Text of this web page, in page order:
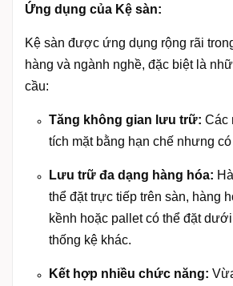
Ứng dụng của Kệ sàn:
Kệ sàn được ứng dụng rộng rãi
hàng và ngành nghề, đặc biệt là
cầu:
Tăng không gian lưu trữ: Các
tích mặt bằng hạn chế nhưng
Lưu trữ đa dạng hàng hóa:
thể đặt trực tiếp trên sàn, hàng
kềnh hoặc pallet có thể đặt
thống kệ khác.
Kết hợp nhiều chức năng: